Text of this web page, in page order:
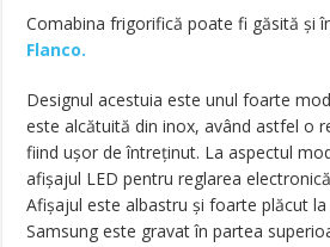
Comabina frigorifică poate fi găsită și
Flanco.
Designul acestuia este unul foarte
este alcătuită din inox, având astfel o
fiind ușor de întreținut. La aspectul
afișajul LED pentru reglarea
Afișajul este albastru și foarte plăcut
Samsung este gravat în partea